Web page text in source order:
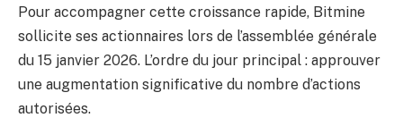
Pour accompagner cette croissance rapide, Bitmine
sollicite ses actionnaires lors de l’assemblée générale
du 15 janvier 2026. L’ordre du jour principal : approuver
une augmentation significative du nombre d’actions
autorisées.